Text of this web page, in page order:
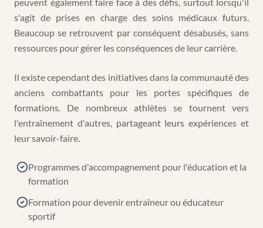
s'agit de prises en charge des soins médicaux futurs.
Beaucoup se retrouvent par conséquent désabusés, sans
ressources pour gérer les conséquences de leur carrière.
Il existe cependant des initiatives dans la communauté des
anciens combattants pour les portes spécifiques de
formations. De nombreux athlètes se tournent vers
l'entraînement d'autres, partageant leurs expériences et
leur savoir-faire.
Programmes d'accompagnement pour l'éducation et la
formation
Formation pour devenir entraîneur ou éducateur
sportif